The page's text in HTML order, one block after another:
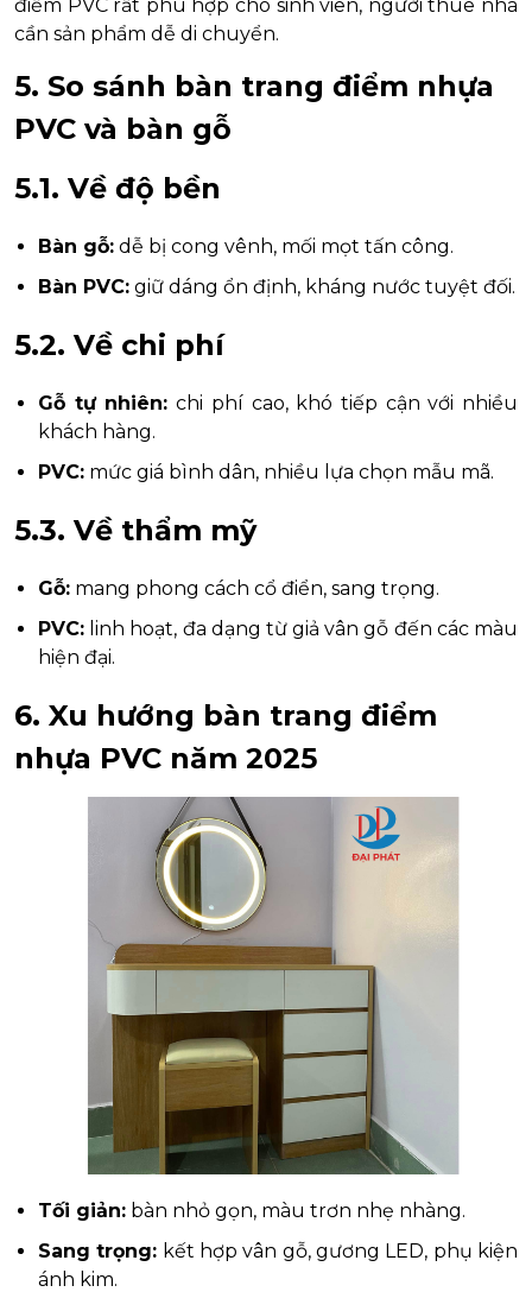
điểm PVC rất phù hợp cho sinh viên, người thuê nhà
cần sản phẩm dễ di chuyển.
5. So sánh bàn trang điểm nhựa
PVC và bàn gỗ
5.1. Về độ bền
Bàn gỗ: dễ bị cong vênh, mối mọt tấn công.
Bàn PVC: giữ dáng ổn định, kháng nước tuyệt đối.
5.2. Về chi phí
Gỗ tự nhiên: chi phí cao, khó tiếp cận với nhiều
khách hàng.
PVC: mức giá bình dân, nhiều lựa chọn mẫu mã.
5.3. Về thẩm mỹ
Gỗ: mang phong cách cổ điển, sang trọng.
PVC: linh hoạt, đa dạng từ giả vân gỗ đến các màu
hiện đại.
6. Xu hướng bàn trang điểm
nhựa PVC năm 2025
Tối giản: bàn nhỏ gọn, màu trơn nhẹ nhàng.
Sang trọng: kết hợp vân gỗ, gương LED, phụ kiện
ánh kim.